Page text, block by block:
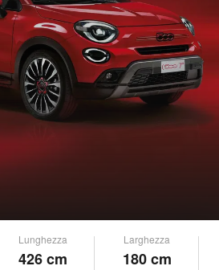
Lunghezza
426 cm
Larghezza
180 cm